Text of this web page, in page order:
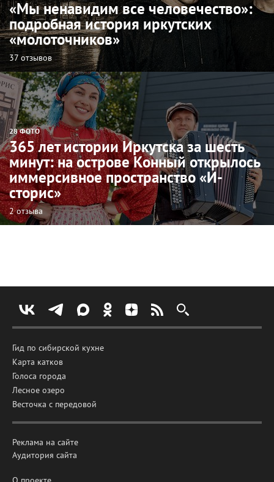
«Мы ненавидим все человечество»:
подробная история иркутских
«молоточников»
37 отзывов
28 ФОТО
365 лет истории Иркутска за шесть
минут: на острове Конный открылось
иммерсивное пространство «И-
сторис»
2 отзыва
Гид по сибирской кухне
Карта катков
Голоса города
Лесное озеро
Весточка с передовой
Реклама на сайте
Аудитория сайта